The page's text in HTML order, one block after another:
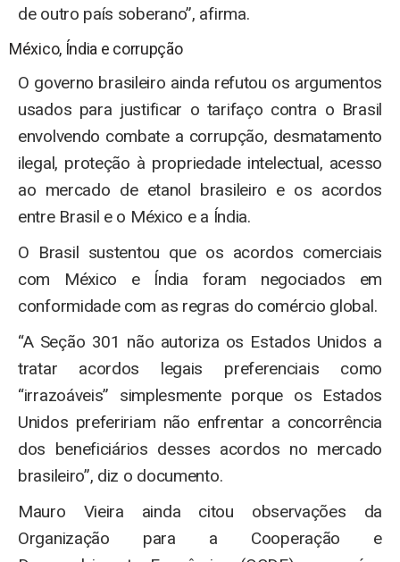
de outro país soberano”, afirma.
México, Índia e corrupção
O governo brasileiro ainda refutou os argumentos
usados para justificar o tarifaço contra o Brasil
envolvendo combate a corrupção, desmatamento
ilegal, proteção à propriedade intelectual, acesso
ao mercado de etanol brasileiro e os acordos
entre Brasil e o México e a Índia.
O Brasil sustentou que os acordos comerciais
com México e Índia foram negociados em
conformidade com as regras do comércio global.
“A Seção 301 não autoriza os Estados Unidos a
tratar acordos legais preferenciais como
“irrazoáveis” simplesmente porque os Estados
Unidos prefeririam não enfrentar a concorrência
dos beneficiários desses acordos no mercado
brasileiro”, diz o documento.
Mauro Vieira ainda citou observações da
Organização para a Cooperação e